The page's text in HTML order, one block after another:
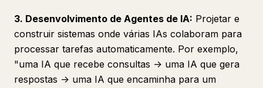
3. Desenvolvimento de Agentes de IA: Projetar e
construir sistemas onde várias IAs colaboram para
processar tarefas automaticamente. Por exemplo,
"uma IA que recebe consultas -> uma IA que gera
respostas -> uma IA que encaminha para um